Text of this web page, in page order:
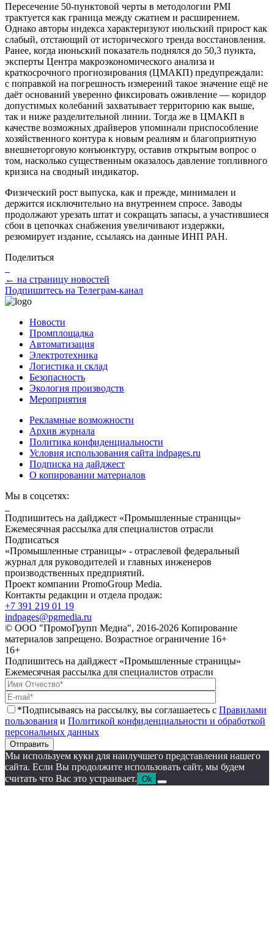
Пересечение 50-пунктовой черты в методологии PMI
трактуется как граница между сжатием и расширением.
Однако авторы индекса характеризуют июльский прирост как
слабый, отстающий от исторического тренда восстановления.
Ранее, когда июньский показатель поднялся до 50,3 пункта,
эксперты Центра макроэкономического анализа и
краткосрочного прогнозирования (ЦМАКП) предупреждали:
с поправкой на погрешность измерений такое значение ещё не
даёт оснований уверенно фиксировать оживление — коридор
допустимых колебаний захватывает территорию как выше,
так и ниже разделительной линии. Тогда же в ЦМАКП в
качестве возможных драйверов упоминали приспособление
хозяйственного контура к новым реалиям и благоприятную
внешнеторговую конъюнктуру, оставив открытым вопрос о
том, насколько существенным оказалось давление топливного
кризиса на сводный индикатор.
Физический рост выпуска, как и прежде, минимален и
держится исключительно на внутреннем спросе. Заводы
продолжают урезать штат и сокращать запасы, а участившиеся
сбои в цепочках снабжения увеличивают издержки,
резюмирует издание, ссылаясь на данные ИНП РАН.
Поделиться
← на страницу новостей
Подпишитесь на Телеграм-канал
Новости
Промплощадка
Автоматизация
Электротехника
Логистика и склад
Безопасность
Экология производств
Мероприятия
Рекламные возможности
Архив журнала
Политика конфиденциальности
Условия использования сайта indpages.ru
Подписка на дайджест
О копировании материалов
Мы в соцсетях:
Подпишитесь на дайджест «Промышленные страницы»
Ежемесячная рассылка для специалистов отрасли
Подписаться
«Промышленные страницы» - отраслевой федеральный
журнал для руководителей и главных инженеров
производственных предприятий.
Проект компании PromoGroup Media.
Контакты редакции и отдела продаж:
+7 391 219 01 19
indpages@pgmedia.ru
© ООО "ПромоГрупп Медиа", 2016-2026 Копирование
материалов запрещено. Возрастное ограничение 16+
16+
Подпишитесь на дайджест «Промышленные страницы»
Ежемесячная рассылка для специалистов отрасли
*Подписываясь на рассылку, вы соглашаетесь с Правилами
пользования и Политикой конфиденциальности и обработкой
персональных данных
Отправить
Мы используем куки для наилучшего представления нашего
сайта. Если Вы продолжите использовать сайт, мы будем
считать что Вас это устраивает. Ok